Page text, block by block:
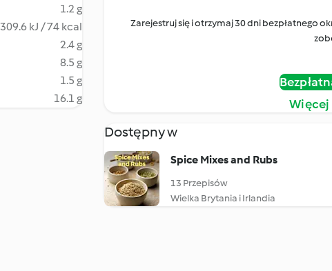
1.2 g
309.6 kJ / 74 kcal
2.4 g
8.5 g
1.5 g
16.1 g
Zarejestruj się i otrzymaj 30 dni bezpłatnego
Dostępny w
Spice Mixes and Rubs
13 Przepisów
Wielka Brytania i Irlandia